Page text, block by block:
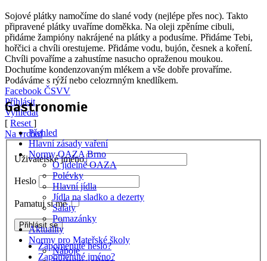
Sojové plátky namočíme do slané vody (nejlépe přes noc). Takto
připravené plátky uvaříme doměkka. Na oleji zpěníme cibuli,
přidáme žampióny nakrájené na plátky a podusíme. Přidáme Tebi,
hořčici a chvíli orestujeme. Přidáme vodu, bujón, česnek a koření.
Chvíli povaříme a zahustíme nasucho opraženou moukou.
Dochutíme kondenzovaným mlékem a vše dobře provaříme.
Podáváme s rýží nebo celozrnným knedlíkem.
Gastronomie
Přehled
Hlavní zásady vaření
Normy OAZA Brno
O jídelně OAZA
Polévky
Hlavní jídla
Jídla na sladko a dezerty
Saláty
Pomazánky
Aktuality
Normy pro Mateřské školy
Nápoje
Facebook ČSVV
Příhlásit
Vyhledat
[ Reset ]
Na vrchol
Uživatelské jméno
Heslo
Pamatuj si mě
Zapomenuté heslo?
Zapomenuté jméno?